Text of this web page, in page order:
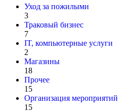
Уход за пожилыми
3
Траковый бизнес
7
IT, компьютерные услуги
2
Магазины
18
Прочее
15
Организация мероприятий
15